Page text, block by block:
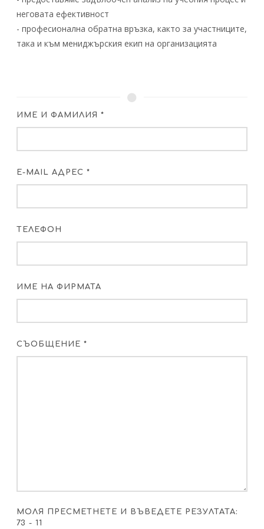
неговата ефективност
- професионална обратна връзка, както за участниците,
така и към мениджърския екип на организацията
ИМЕ И ФАМИЛИЯ *
E-MAIL АДРЕС *
ТЕЛЕФОН
ИМЕ НА ФИРМАТА
СЪОБЩЕНИЕ *
МОЛЯ ПРЕСМЕТНЕТЕ И ВЪВЕДЕТЕ РЕЗУЛТАТА:
73 - 11